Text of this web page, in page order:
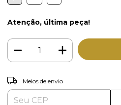
Atenção, última peça!
Entregas para o CEP:
Meios de envio